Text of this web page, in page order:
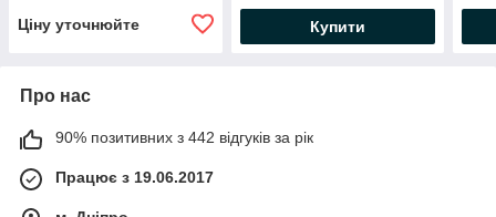
Ціну уточнюйте
Купити
Про нас
90% позитивних з 442 відгуків за рік
Працює з 19.06.2017